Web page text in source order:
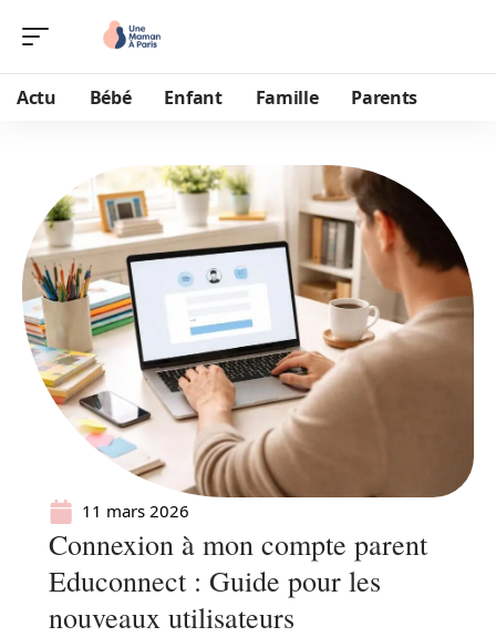
Actu Bébé Enfant Famille Parents
11 mars 2026
Connexion à mon compte parent
Educonnect : Guide pour les
nouveaux utilisateurs